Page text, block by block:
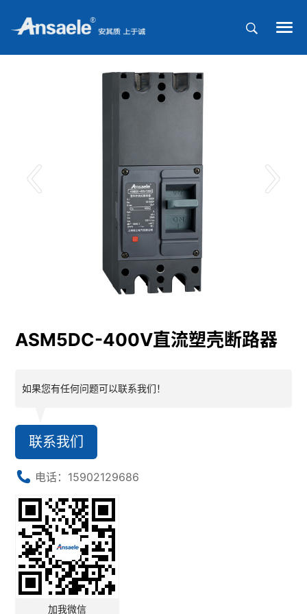
ASM5DC-400V直流塑壳断路器
如果您有任何问题可以联系我们！
联系我们
电话：15902129686
加我微信